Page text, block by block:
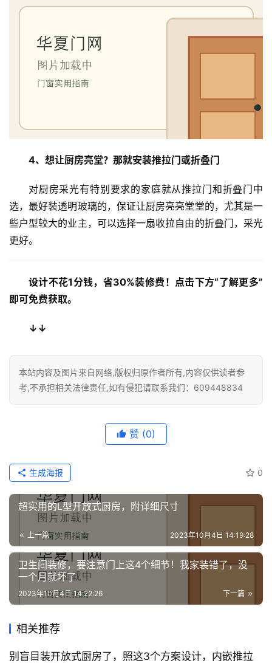
装
修
门
业
们
登录
4、想让厨房亮堂？那就安装推拉门或折叠门
对厨房采光有特别要求的家庭就从推拉门和折叠门中
选，最好装透明玻璃的，保证让厨房亮亮堂堂的，尤其是一
些户型较大的业主，可以选择一扇收拉自由的折叠门，采光
更好。
设计不花1分钱，省30%装修费！点击下方“了解更多”
即可免费获取。
↓↓
本站内容及图片来自网络,版权归原作者所有,内容仅供读者参
考,不承担相关法律责任,如有侵犯请联系我们：609448834
赞 (0)
0
生成海报
超实用的L型开放式厨房，附详细尺寸
上一篇 2023年10月4日 14:19:28
卫生间装修，要注意门上这4个细节！我家装错了，没
一个月就坏了
下一篇
2023年10月4日 14:22:26
相关推荐
别盲目装开放式厨房了，照这3个方案设计，内嵌推拉